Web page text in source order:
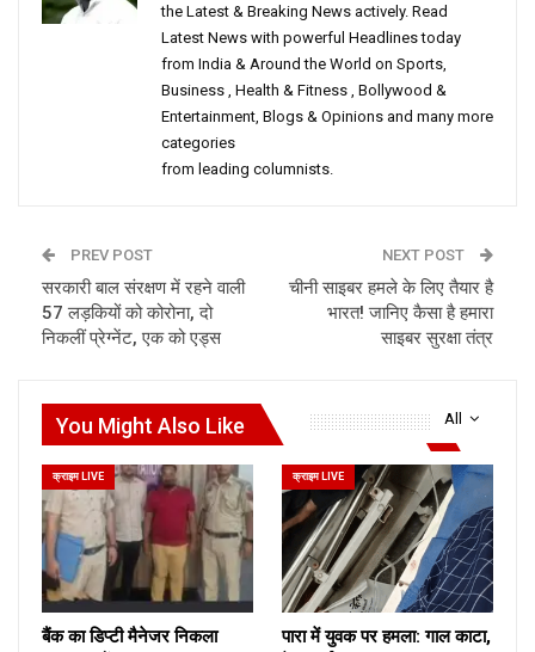
the Latest & Breaking News actively. Read
Latest News with powerful Headlines today
from India & Around the World on Sports,
Business , Health & Fitness , Bollywood &
Entertainment, Blogs & Opinions and many more
categories
from leading columnists.
PREV POST
सरकारी बाल संरक्षण में रहने वाली
57 लड़कियों को कोरोना, दो
निकलीं प्रेग्‍नेंट, एक को एड्स
NEXT POST
चीनी साइबर हमले के लिए तैयार है
भारत! जानिए कैसा है हमारा
साइबर सुरक्षा तंत्र
All
You Might Also Like
क्राइम LIVE
बैंक का डिप्टी मैनेजर निकला
क्राइम LIVE
पारा में युवक पर हमला: गाल काटा,